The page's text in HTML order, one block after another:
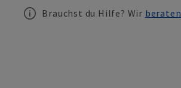
Brauchst du Hilfe? Wir beraten